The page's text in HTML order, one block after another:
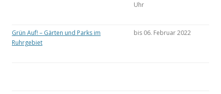
Uhr
Grün Auf! – Gärten und Parks im
Ruhrgebiet
bis 06. Februar 2022